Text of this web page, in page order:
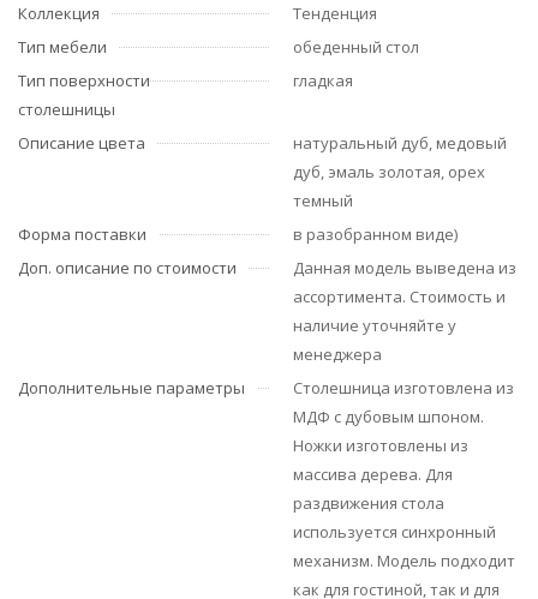
Коллекция
Тенденция
Тип мебели
обеденный стол
Тип поверхности
столешницы
гладкая
Описание цвета
натуральный дуб, медовый
дуб, эмаль золотая, орех
темный
Форма поставки
в разобранном виде)
Доп. описание по стоимости
Данная модель выведена из
ассортимента. Стоимость и
наличие уточняйте у
менеджера
Дополнительные параметры
Столешница изготовлена из
МДФ с дубовым шпоном.
Ножки изготовлены из
массива дерева. Для
раздвижения стола
используется синхронный
механизм. Модель подходит
как для гостиной, так и для